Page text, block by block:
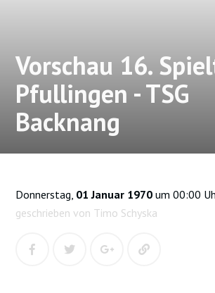
Vorschau 16.
Pfullingen - TSG
Backnang
Donnerstag, 01 Januar 1970 um 00:00
geschrieben von Timo Schyska